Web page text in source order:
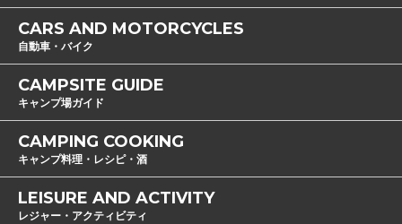
CARS AND MOTORCYCLES
自動車・バイク
CAMPSITE GUIDE
キャンプ場ガイド
CAMPING COOKING
キャンプ料理・レシピ・酒
LEISURE AND ACTIVITY
レジャー・アクティビティ